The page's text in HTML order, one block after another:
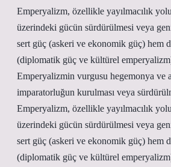
Emperyalizm, özellikle yayılmacılık
üzerindeki gücün sürdürülmesi veya
sert güç (askeri ve ekonomik güç) hem
(diplomatik güç ve kültürel
Emperyalizmin vurgusu hegemonya ve
imparatorluğun kurulması veya
Emperyalizm, özellikle yayılmacılık
üzerindeki gücün sürdürülmesi veya
sert güç (askeri ve ekonomik güç) hem
(diplomatik güç ve kültürel